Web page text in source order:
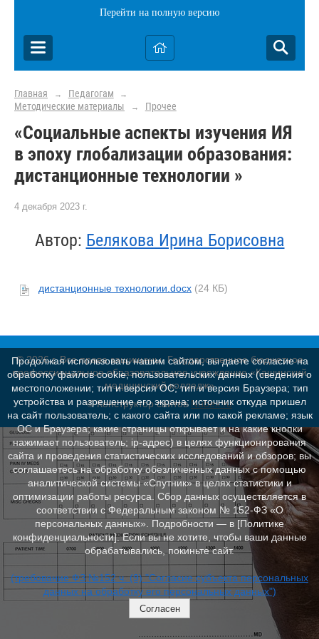
Перейти на полную версию
Главная → Педагогам →
Методические материалы → Прочее
«Социальные аспекты изучения ИЯ
в эпоху глобализации образования:
дистанционные технологии »
4 декабря 2023 г.
Автор: Белякова Ирина Борисовна
дистанционные технологии.docx (24 КБ)
© 2026 г. Все права защищены. Государственное бюджетное
профессиональное образовательное учреждение «Кашинский
медицинский колледж»
© Конструктор сайтов Nubex.ru
Продолжая использовать нашим сайтом, вы даете согласие на
обработку файлов cookie, пользовательских данных (сведения о
местоположении; тип и версия ОС; тип и версия Браузера; тип
устройства и разрешение его экрана; источник откуда пришел
на сайт пользователь; с какого сайта или по какой рекламе; язык
ОС и Браузера; какие страницы открывает и на какие кнопки
нажимает пользователь; ip-адрес) в целях функционирования
сайта и проведения статистических исследований и обзоров; вы
соглашаетесь на обработку обезличенных данных с помощью
аналитической системы «Спутник» в целях статистики и
оптимизации работы ресурса. Сбор данных осуществляется в
соответствии с Федеральным законом № 152‑ФЗ «О
персональных данных». Подробности — в [Политике
конфиденциальности]. Если вы не хотите, чтобы ваши данные
обрабатывались, покиньте сайт.
(требование ФЗ №152 ч. (9) "Согласие субъекта персональных
данных на обработку его персональных данных")
Согласен